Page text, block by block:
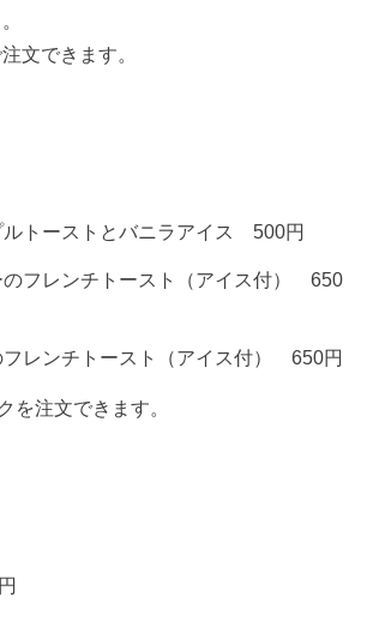
文できます。
ルトーストとバニラアイス 500円
のフレンチトースト（アイス付） 650
フレンチトースト（アイス付） 650円
を注文できます。